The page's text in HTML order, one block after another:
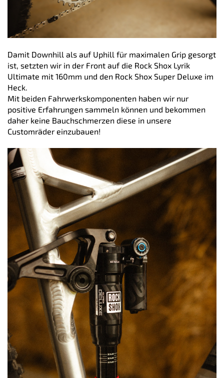
Damit Downhill als auf Uphill für maximalen Grip gesorgt
ist, setzten wir in der Front auf die Rock Shox Lyrik
Ultimate mit 160mm und den Rock Shox Super Deluxe im
Heck.
Mit beiden Fahrwerkskomponenten haben wir nur
positive Erfahrungen sammeln können und bekommen
daher keine Bauchschmerzen diese in unsere
Customräder einzubauen!